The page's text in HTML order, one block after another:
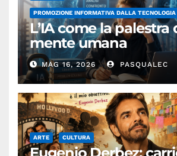
PROMOZIONE INFORMATIVA DALLA
L’IA come la palestra
mente umana
MAG 16, 2026 PASQUALEC
ARTE CULTURA